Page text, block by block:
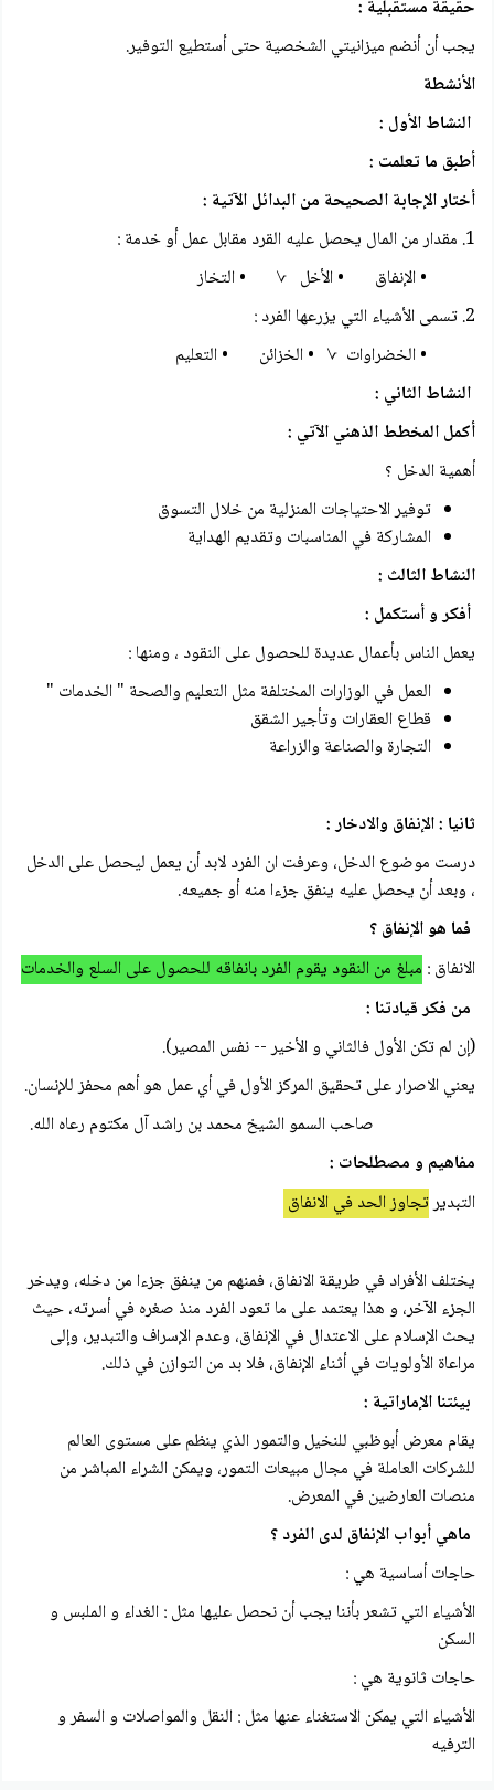
حقيقة مستقبلية :
يجب أن أنضم ميزانيتي الشخصية حتى أستطيع التوفير.
الأنشطة
النشاط الأول :
أطبق ما تعلمت :
أختار الإجابة الصحيحة من البدائل الآتية :
1. مقدار من المال يحصل عليه القرد مقابل عمل أو خدمة :
• الإنفاق • الأخل √ • التخاز
2. تسمى الأشياء التي يزرعها الفرد :
• الخضراوات √ • الخزائن • التعليم
النشاط الثاني :
أكمل المخطط الذهني الآتي :
أهمية الدخل ؟
توفير الاحتياجات المنزلية من خلال التسوق
المشاركة في المناسبات وتقديم الهداية
النشاط الثالث :
أفكر و أستكمل :
يعمل الناس بأعمال عديدة للحصول على النقود ، ومنها :
العمل في الوزارات المختلفة مثل التعليم والصحة " الخدمات "
قطاع العقارات وتأجير الشقق
التجارة والصناعة والزراعة
ثانيا : الإنفاق والادخار :
درست موضوع الدخل، وعرفت ان الفرد لابد أن يعمل ليحصل على الدخل
، وبعد أن يحصل عليه ينفق جزءا منه أو جميعه.
فما هو الإنفاق ؟
الانفاق : مبلغ من النقود يقوم الفرد بانفاقه للحصول على السلع والخدمات
من فكر قيادتنا :
(إن لم تكن الأول فالثاني و الأخير -- نفس المصير).
يعني الاصرار على تحقيق المركز الأول في أي عمل هو أهم محفز للإنسان.
صاحب السمو الشيخ محمد بن راشد آل مكتوم رعاه الله.
مفاهيم و مصطلحات :
التبديرتجاوز الحد في الانفاق
يختلف الأفراد في طريقة الانفاق، فمنهم من ينفق جزءا من دخله، ويدخر
الجزء الآخر، و هذا يعتمد على ما تعود الفرد منذ صغره في أسرته، حيث
يحث الإسلام على الاعتدال في الإنفاق، وعدم الإسراف والتبدير، وإلى
مراعاة الأولويات في أثناء الإنفاق، فلا بد من التوازن في ذلك.
بيئتنا الإماراتية :
يقام معرض أبوظبي للنخيل والتمور الذي ينظم على مستوى العالم
للشركات العاملة في مجال مبيعات التمور، ويمكن الشراء المباشر من
منصات العارضين في المعرض.
ماهي أبواب الإنفاق لدى الفرد ؟
حاجات أساسية هي :
الأشياء التي تشعر بأننا يجب أن نحصل عليها مثل : الغداء و الملبس و
السكن
حاجات ثانوية هي :
الأشياء التي يمكن الاستغناء عنها مثل : النقل والمواصلات و السفر و
الترفيه